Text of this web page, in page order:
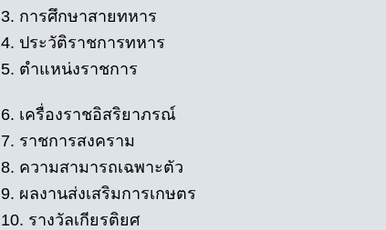
3. การศึกษาสายทหาร
4. ประวัติราชการทหาร
5. ตำแหน่งราชการ
6. เครื่องราชอิสริยาภรณ์
7. ราชการสงคราม
8. ความสามารถเฉพาะตัว
9. ผลงานส่งเสริมการเกษตร
10. รางวัลเกียรติยศ